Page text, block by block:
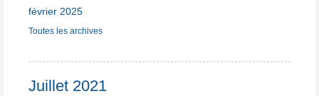
février 2025
Toutes les archives
Juillet 2021